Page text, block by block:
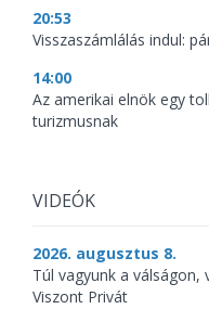
20:53
Visszaszámlálás indul:
14:00
Az amerikai elnök egy
turizmusnak
VIDEÓK
2026. augusztus 8.
Túl vagyunk a válságon,
Viszont Privát